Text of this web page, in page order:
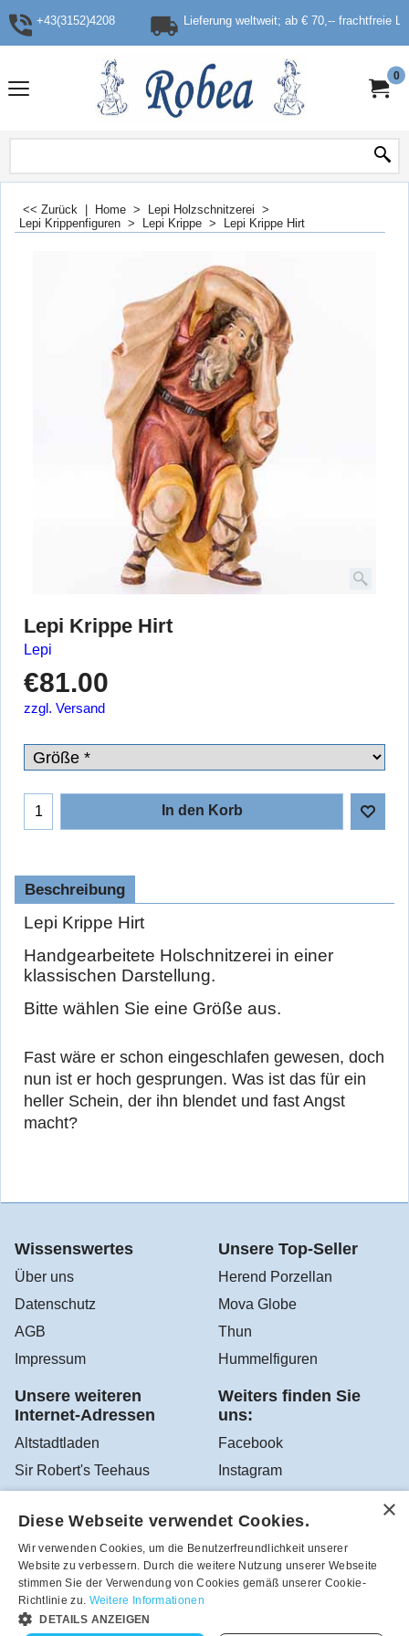
+43(3152)4208 Lieferung weltweit; ab € 70,-- frachtfreie
0
<< Zurück Home > Lepi Holzschnitzerei >
Lepi Krippenfiguren > Lepi Krippe > Lepi Krippe Hirt
Lepi Krippe Hirt
Lepi
€81.00
zzgl. Versand
In den Korb
Beschreibung
Lepi Krippe Hirt
Handgearbeitete Holschnitzerei in einer
klassischen Darstellung.
Bitte wählen Sie eine Größe aus.
Fast wäre er schon eingeschlafen gewesen, doch
nun ist er hoch gesprungen. Was ist das für ein
heller Schein, der ihn blendet und fast Angst
macht?
Wissenswertes
Über uns
Datenschutz
AGB
Impressum
Unsere Top-Seller
Herend Porzellan
Mova Globe
Thun
Hummelfiguren
Unsere weiteren
Internet-Adressen
Altstadtladen
Sir Robert's Teehaus
Weiters finden Sie
uns:
Facebook
Instagram
Google Altstadtladen
Robea - Schönes zum Schenken und Sammeln aus dem
Altstadtladen in Feldbach, Österreich - Tel.-Nr.:
+43(3152)4208
Diese Webseite verwendet Cookies.
Wir verwenden Cookies, um die Benutzerfreundlichkeit unserer
Website zu verbessern. Durch die weitere Nutzung unserer Webseite
stimmen Sie der Verwendung von Cookies gemäß unserer Cookie-
Richtlinie zu. Weitere Informationen
DETAILS ANZEIGEN